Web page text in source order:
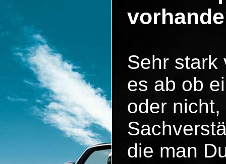
Sehr stark
es ab ob
oder
die man